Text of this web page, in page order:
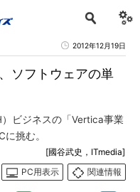
2012年12月19日
ソフトウェアの単
ビジネスの「Vertica事業
挑む。
[國谷武史，ITmedia]
PC用表示
関連情報